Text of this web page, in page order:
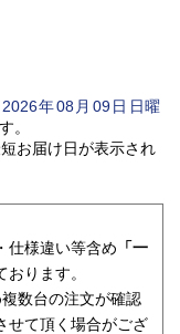
2026年08 月 09日日曜
。
お届け日が表示され
仕様違い等含め 「一
ります。
数台の注文が確認
せて頂く場合がござ